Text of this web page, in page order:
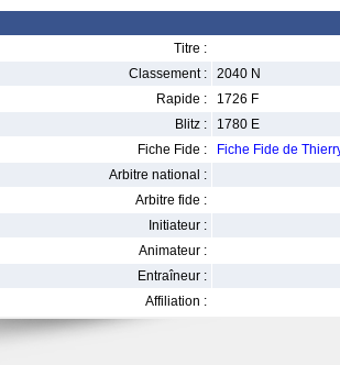
Titre :
Classement :
2040 N
Rapide :
1726 F
Blitz :
1780 E
Fiche Fide :
Fiche Fide de
Arbitre national :
Arbitre fide :
Initiateur :
Animateur :
Entraîneur :
Affiliation :